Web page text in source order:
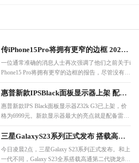
传iPhone15Pro将拥有更窄的边框 2023年秋季发布
一位通常准确的消息人士再次强调了他们之前关于i
Phone15 Pro将拥有更窄的边框的报告，尽管没有透
露任何新的细节。预计iPhone 15 Pro将于
惠普新款IPSBlack面板显示器上架 配备雷电4接口
惠普新款IPS Black面板显示器Z32k G3已上架，价
格为6999元。新款显示器最大的亮点就是配备雷电
4接口，拥有40Gbps的数据传输速率，通过单U
三星GalaxyS23系列正式发布 搭载高通第二代骁龙8系
今日凌晨2点，三星Galaxy S23系列正式发布。和上
一代不同，Galaxy S23全系搭载高通第二代骁龙8移